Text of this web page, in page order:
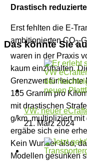
Drastisch
Erst fehlten die E-
ambitionierten CO2-
waren in der Praxis
kaum einzuhalten.
Grenzwert für leichte
185 Gramm pro
mit drastischen
g/km, multipliziert
ergäbe sich eine
Kein Wunder also,
Modellen gesunken
Das könnte Sie
VW: neuer
21. März 2024